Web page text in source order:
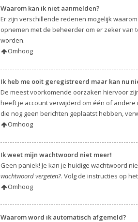
Waarom kan ik niet aanmelden?
Er zijn verschillende redenen mogelijk
opnemen met de beheerder om er zeker van
worden.
Omhoog
Ik heb me ooit geregistreerd maar kan nu
De meest voorkomende oorzaken hiervoor
heeft je account verwijderd om één of
die nog geen berichten geplaatst hebben,
Omhoog
Ik weet mijn wachtwoord niet meer!
Geen paniek! Je kan je huidige wachtwoord
wachtwoord vergeten?. Volg de instructies op
Omhoog
Waarom word ik automatisch afgemeld?